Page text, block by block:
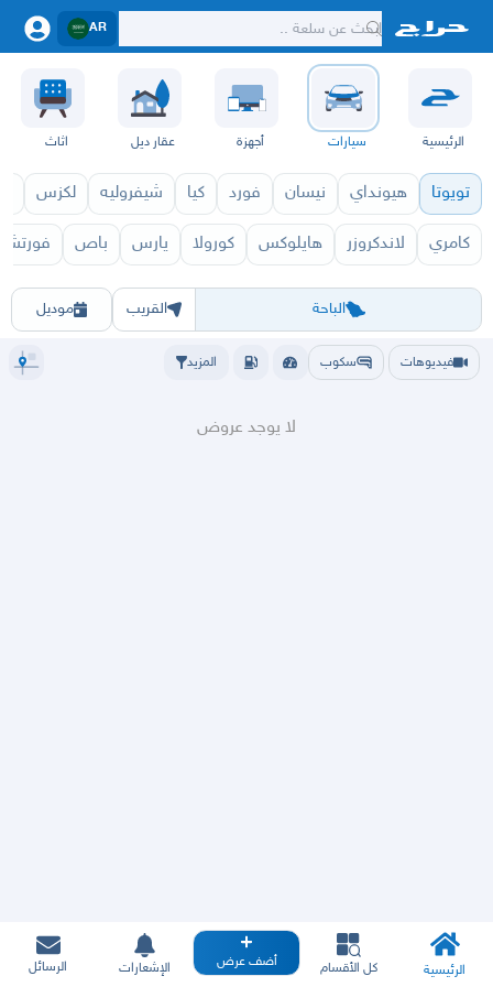
AR
الرئيسية سيارات أجهزة عقار ديل اثاث
تويوتا هيونداي نيسان فورد كيا شيفروليه لكزس
كامري لاندكروزر هايلوكس كورولا يارس باص
الباحة
الرياض مكهينبع تبوك القصيمحائل أبها الباحة
القريب موديل
بريفيا 2027 بريفيا 2026
فيديوهات سكوب المزيد
لا يوجد عروض
الرئيسية كل الأقسام أضف عرض الإشعارات الرسائل